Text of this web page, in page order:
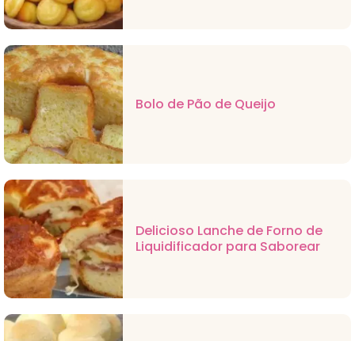
Bolo de Pão de Queijo
Delicioso Lanche de Forno de
Liquidificador para Saborear